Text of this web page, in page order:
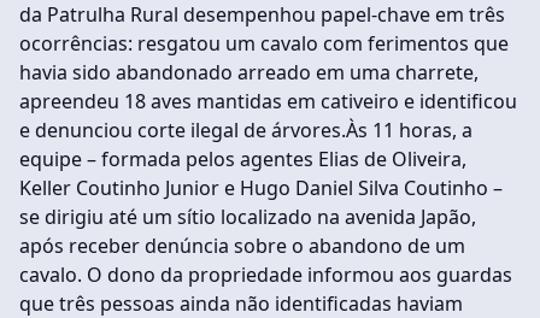
da Patrulha Rural desempenhou papel-chave em três
ocorrências: resgatou um cavalo com ferimentos que
havia sido abandonado arreado em uma charrete,
apreendeu 18 aves mantidas em cativeiro e identificou
e denunciou corte ilegal de árvores.Às 11 horas, a
equipe – formada pelos agentes Elias de Oliveira,
Keller Coutinho Junior e Hugo Daniel Silva Coutinho –
se dirigiu até um sítio localizado na avenida Japão,
após receber denúncia sobre o abandono de um
cavalo. O dono da propriedade informou aos guardas
que três pessoas ainda não identificadas haviam